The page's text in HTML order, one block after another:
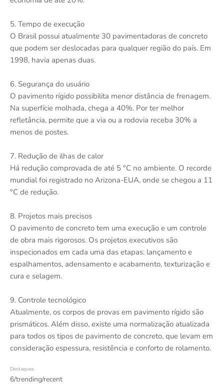
5. Tempo de execução
O Brasil possui atualmente 30 pavimentadoras de concreto
que podem ser deslocadas para qualquer região do país. Em
1998, havia apenas duas.
6. Segurança do usuário
O pavimento rígido possibilita menor distância de frenagem.
Na superfície molhada, chega a 40%. Por ter melhor
refletância, permite que a via ou a rodovia receba 30% a
menos de postes.
7. Redução de ilhas de calor
Há redução comprovada de até 5 °C no ambiente. O recorde
mundial foi registrado no Arizona-EUA, onde se chegou a 11
°C de redução.
8. Projetos mais precisos
O pavimento de concreto tem uma execução e um controle
de obra mais rigorosos. Os projetos executivos são
inspecionados em cada uma das etapas: lançamento e
espalhamentos, adensamento e acabamento, texturização e
cura e selagem.
9. Controle tecnológico
Atualmente, os corpos de provas em pavimento rígido são
prismáticos. Além disso, existe uma normalização atualizada
para todos os tipos de pavimento de concreto, que levam em
consideração espessura, resistência e conforto de rolamento.
Destaques
6/trending/recent